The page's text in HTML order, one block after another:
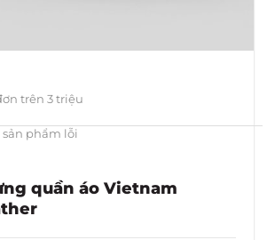
trên 3 triệu
sản phẩm lỗi
quần áo Vietnam